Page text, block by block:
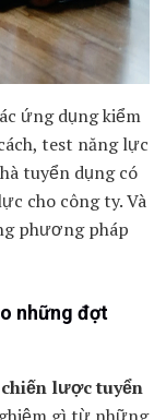
ứng dụng kiểm
test năng lực
tuyển dụng có
cho công ty. Và
phương pháp
những đợt
chiến lược tuyển